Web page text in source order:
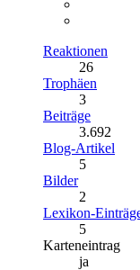
Reaktionen
26
Trophäen
3
Beiträge
3.692
Blog-Artikel
5
Bilder
2
Lexikon-
5
Karteneintrag
ja